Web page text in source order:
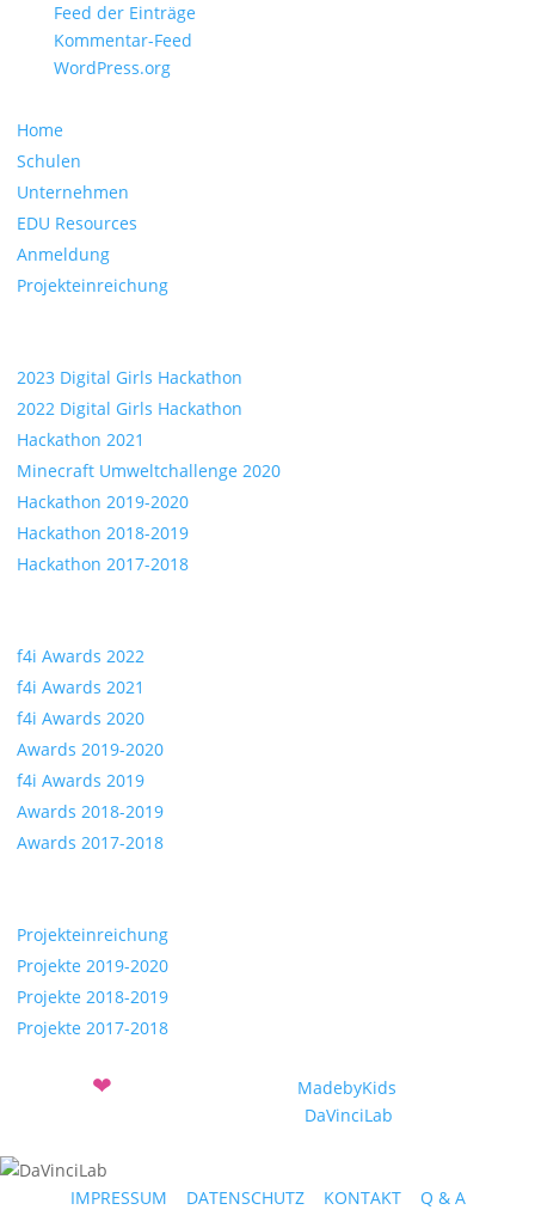
Feed der Einträge
Kommentar-Feed
WordPress.org
Home
Schulen
Unternehmen
EDU Resources
Anmeldung
Projekteinreichung
2023 Digital Girls Hackathon
2022 Digital Girls Hackathon
Hackathon 2021
Minecraft Umweltchallenge 2020
Hackathon 2019-2020
Hackathon 2018-2019
Hackathon 2017-2018
f4i Awards 2022
f4i Awards 2021
f4i Awards 2020
Awards 2019-2020
f4i Awards 2019
Awards 2018-2019
Awards 2017-2018
Projekteinreichung
Projekte 2019-2020
Projekte 2018-2019
Projekte 2017-2018
❤ MadebyKids
DaVinciLab
IMPRESSUM DATENSCHUTZ| KONTAKT| Q & A